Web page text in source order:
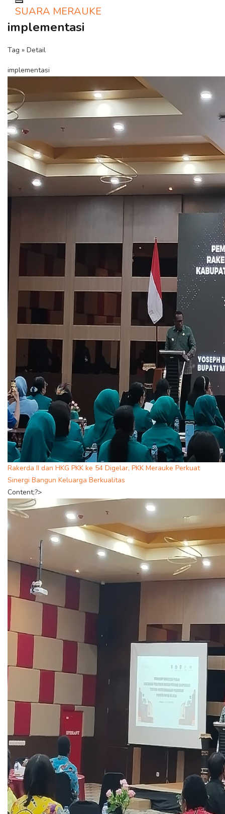
Toggle navigation
SUARA MERAUKE
implementasi
Tag » Detail
implementasi
Rakerda II dan HKG PKK ke 54 Digelar, PKK Merauke Perkuat
Sinergi Bangun Keluarga Berkualitas
Content;?>